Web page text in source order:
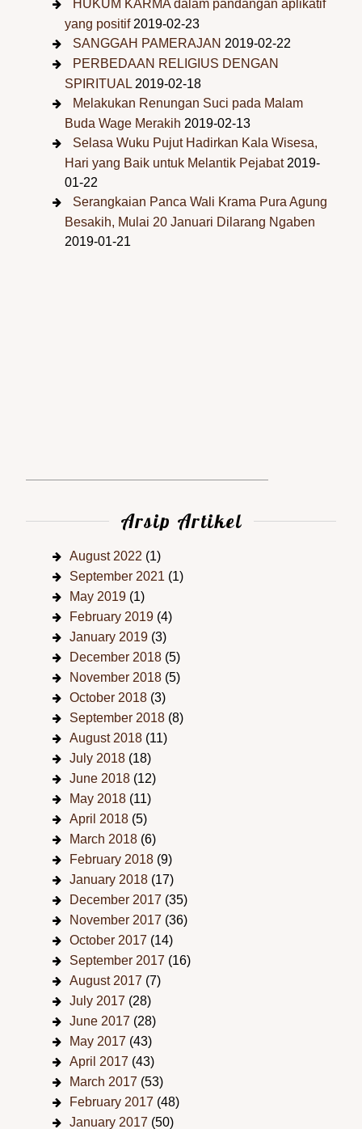
HUKUM KARMA dalam pandangan aplikatif
yang positif 2019-02-23
SANGGAH PAMERAJAN 2019-02-22
PERBEDAAN RELIGIUS DENGAN
SPIRITUAL 2019-02-18
Melakukan Renungan Suci pada Malam
Buda Wage Merakih 2019-02-13
Selasa Wuku Pujut Hadirkan Kala Wisesa,
Hari yang Baik untuk Melantik Pejabat 2019-
01-22
Serangkaian Panca Wali Krama Pura Agung
Besakih, Mulai 20 Januari Dilarang Ngaben
2019-01-21
Arsip Artikel
August 2022 (1)
September 2021 (1)
May 2019 (1)
February 2019 (4)
January 2019 (3)
December 2018 (5)
November 2018 (5)
October 2018 (3)
September 2018 (8)
August 2018 (11)
July 2018 (18)
June 2018 (12)
May 2018 (11)
April 2018 (5)
March 2018 (6)
February 2018 (9)
January 2018 (17)
December 2017 (35)
November 2017 (36)
October 2017 (14)
September 2017 (16)
August 2017 (7)
July 2017 (28)
June 2017 (28)
May 2017 (43)
April 2017 (43)
March 2017 (53)
February 2017 (48)
January 2017 (50)